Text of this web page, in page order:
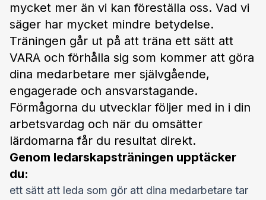
mycket mer än vi kan föreställa oss. Vad vi
säger har mycket mindre betydelse.
Träningen går ut på att träna ett sätt att
VARA och förhålla sig som kommer att göra
dina medarbetare mer självgående,
engagerade och ansvarstagande.
Förmågorna du utvecklar följer med in i din
arbetsvardag och när du omsätter
lärdomarna får du resultat direkt.
Genom ledarskapsträningen upptäcker
du:
ett sätt att leda som gör att dina medarbetare tar